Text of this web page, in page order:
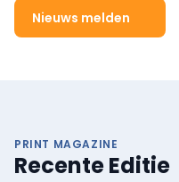
Nieuws melden
PRINT MAGAZINE
Recente Editie